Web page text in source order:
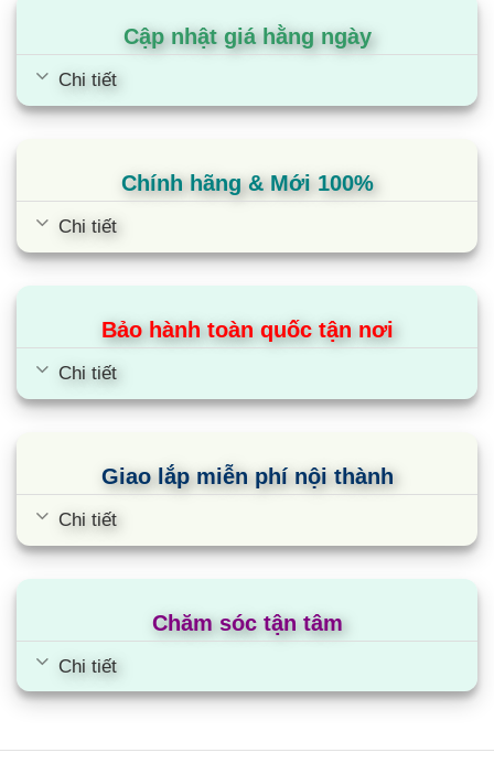
Điều hòa cây Midea MFPA-28CRN1 |
28000BTU 1 chiều
Cập nhật giá hằng ngày
Chi tiết
Chính hãng & Mới 100%
Chi tiết
Bảo hành toàn quốc tận nơi
Chi tiết
Giao lắp miễn phí nội thành
Chi tiết
Chăm sóc tận tâm
Chi tiết